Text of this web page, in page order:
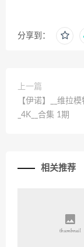
分享到：
上一篇
【伊诺】__维拉模
_4K__合集 1期
相关推荐